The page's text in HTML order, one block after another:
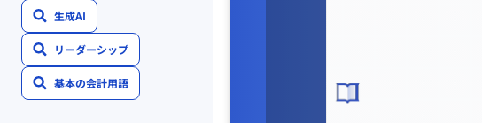
生成AI
リーダーシップ
基本の会計用語